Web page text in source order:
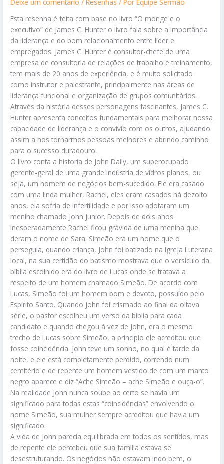
Deixe um comentário /Resenhas / PorEquipe Sermão
Esta resenha é feita com base no livro “O monge e o
executivo” de James C. Hunter o livro fala sobre a importância
da liderança e do bom relacionamento entre líder e
empregados. James C. Hunter é consultor-chefe de uma
empresa de consultoria de relações de trabalho e treinamento,
tem mais de 20 anos de experiência, e é muito solicitado
como instrutor e palestrante, principalmente nas áreas de
liderança funcional e organização de grupos comunitários.
Através da história desses personagens fascinantes, James C.
Hunter apresenta conceitos fundamentais para melhorar nossa
capacidade de liderança e o convívio com os outros, ajudando
assim a nos tornarmos pessoas melhores e abrindo caminho
para o sucesso duradouro.
O livro conta a historia de John Daily, um superocupado
gerente-geral de uma grande indústria de vidros planos, ou
seja, um homem de negócios bem-sucedido. Ele era casado
com uma linda mulher, Rachel, eles eram casados há dezoito
anos, ela sofria de infertilidade e por isso adotaram um
menino chamado John Junior. Depois de dois anos
inesperadamente Rachel ficou grávida de uma menina que
deram o nome de Sara. Simeão era um nome que o
perseguia, quando criança, John foi batizado na Igreja Luterana
local, na sua certidão do batismo mostrava que o versículo da
bíblia escolhido era do livro de Lucas onde se tratava a
respeito de um homem chamado Simeão. De acordo com
Lucas, Simeão foi um homem bom e devoto, possuído pelo
Espírito Santo. Quando John foi crismado ao final da oitava
série, o pastor escolheu um verso da bíblia para cada
candidato e quando chegou à vez de John, era o mesmo
trecho de Lucas sobre Simeão, a principio ele acreditou que
fosse coincidência. John teve um sonho, no qual é tarde da
noite, e ele está completamente perdido, correndo num
cemitério e de repente um homem vestido de com um manto
negro aparece e diz “Ache Simeão – ache Simeão e ouça-o”.
Na realidade John nunca soube ao certo se havia um
significado para todas estas “coincidências” envolvendo o
nome Simeão, sua mulher sempre acreditou que havia um
significado.
A vida de John parecia equilibrada em todos os sentidos, mas
de repente ele percebeu que sua família estava se
desestruturando. Os negócios não estavam indo bem, o